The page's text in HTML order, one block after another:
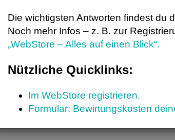
Die wichtigsten Antworten findest du
Noch mehr Infos – z. B. zur
„WebStore – Alles auf einen Blick“.
Nützliche Quicklinks:
Im WebStore registrieren.
Formular: Bewirtungskosten